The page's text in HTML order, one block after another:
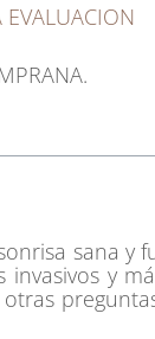
sana y
y